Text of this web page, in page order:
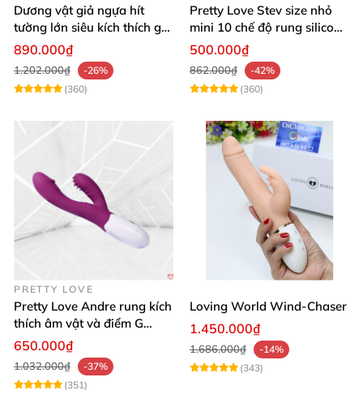
Dương vật giả ngựa hít
tường lớn siêu kích thích gai
nổi
890.000₫
1.202.000₫
-26%
(360)
Pretty Love Stev size nhỏ
mini 10 chế độ rung silicone
mềm
500.000₫
862.000₫
-42%
(360)
PRETTY LOVE
Pretty Love Andre rung kích
thích âm vật và điểm G
mạnh mẽ
650.000₫
1.032.000₫
-37%
(351)
Loving World Wind-Chaser
1.450.000₫
1.686.000₫
-14%
(343)